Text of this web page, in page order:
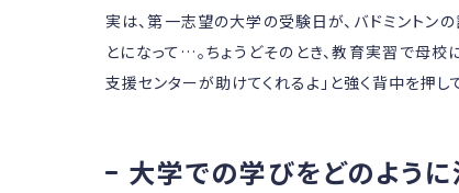
実は、第一志望の大学の受験日が、バドミントン
とになって…。ちょうどそのとき、教育実習で母
支援センターが助けてくれるよ」と強く背中を押し
大学での学びをどのように